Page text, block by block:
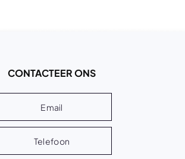
CONTACTEER ONS
Email
Telefoon